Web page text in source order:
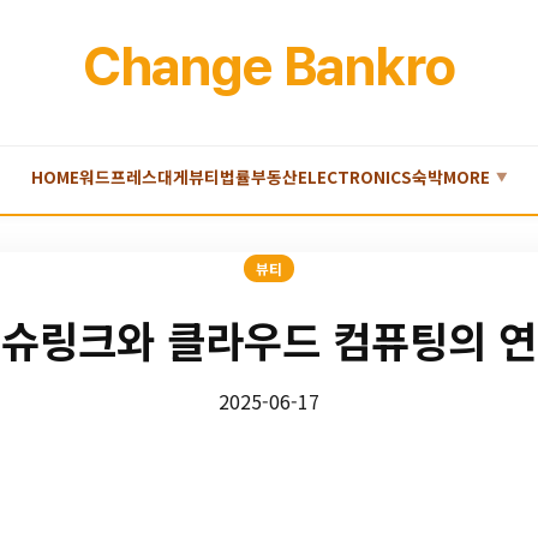
Change Bankro
HOME워드프레스대게뷰티법률부동산ELECTRONICS숙박MORE ▼
뷰티
링크와 클라우드 컴퓨팅의
2025-06-17